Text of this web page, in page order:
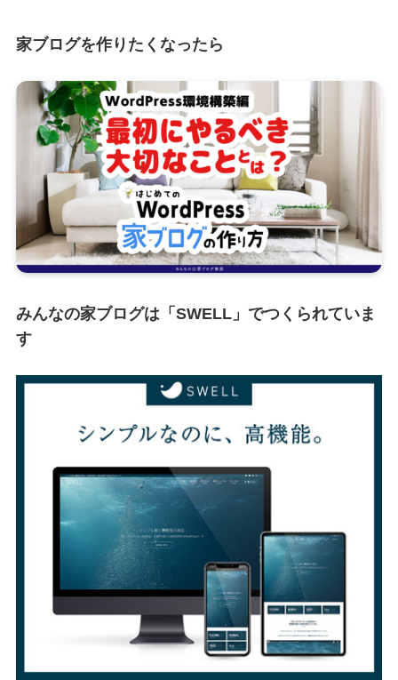
家ブログを作りたくなったら
みんなの家ブログは「SWELL」でつくられていま
す